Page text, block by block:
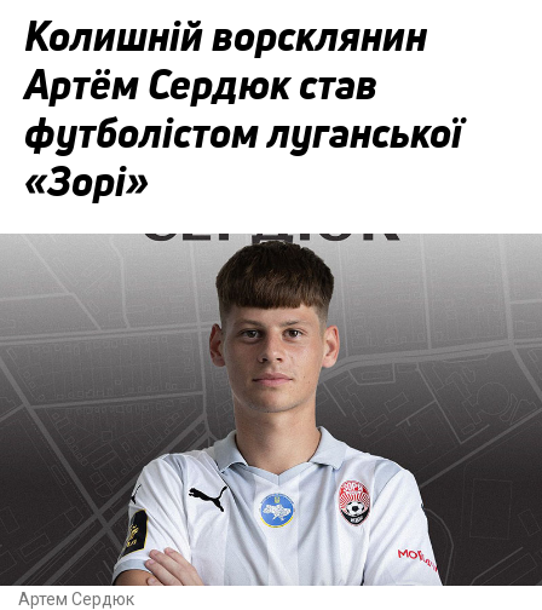
Колишній ворсклянин
Артём Сердюк став
футболістом луганської
«Зорі»
Артем Сердюк